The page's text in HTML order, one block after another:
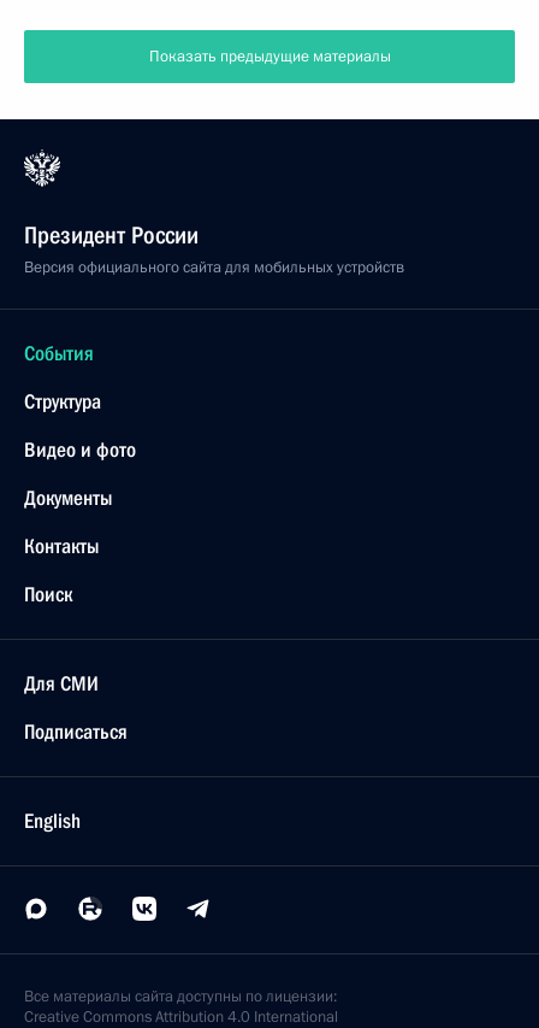
Показать предыдущие материалы
Президент России
Версия официального сайта для мобильных устройств
События
Структура
Видео и фото
Документы
Контакты
Поиск
Для СМИ
Подписаться
English
Все материалы сайта доступны по лицензии:
Creative Commons Attribution 4.0 International